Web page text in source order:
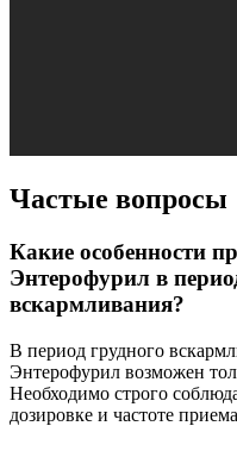
Частые вопросы
Какие особенности
Энтерофурил в
вскармливания?
В период грудного
Энтерофурил возможен
Необходимо строго
дозировке и частоте